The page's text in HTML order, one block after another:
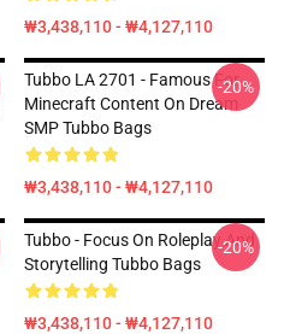
₩3,438,110 - ₩4,127,110
Tubbo LA 2701 - Famous For
Minecraft Content On Dream
SMP Tubbo Bags
₩3,438,110 - ₩4,127,110
-20%
Tubbo - Focus On Roleplay And
Storytelling Tubbo Bags
₩3,438,110 - ₩4,127,110
-20%